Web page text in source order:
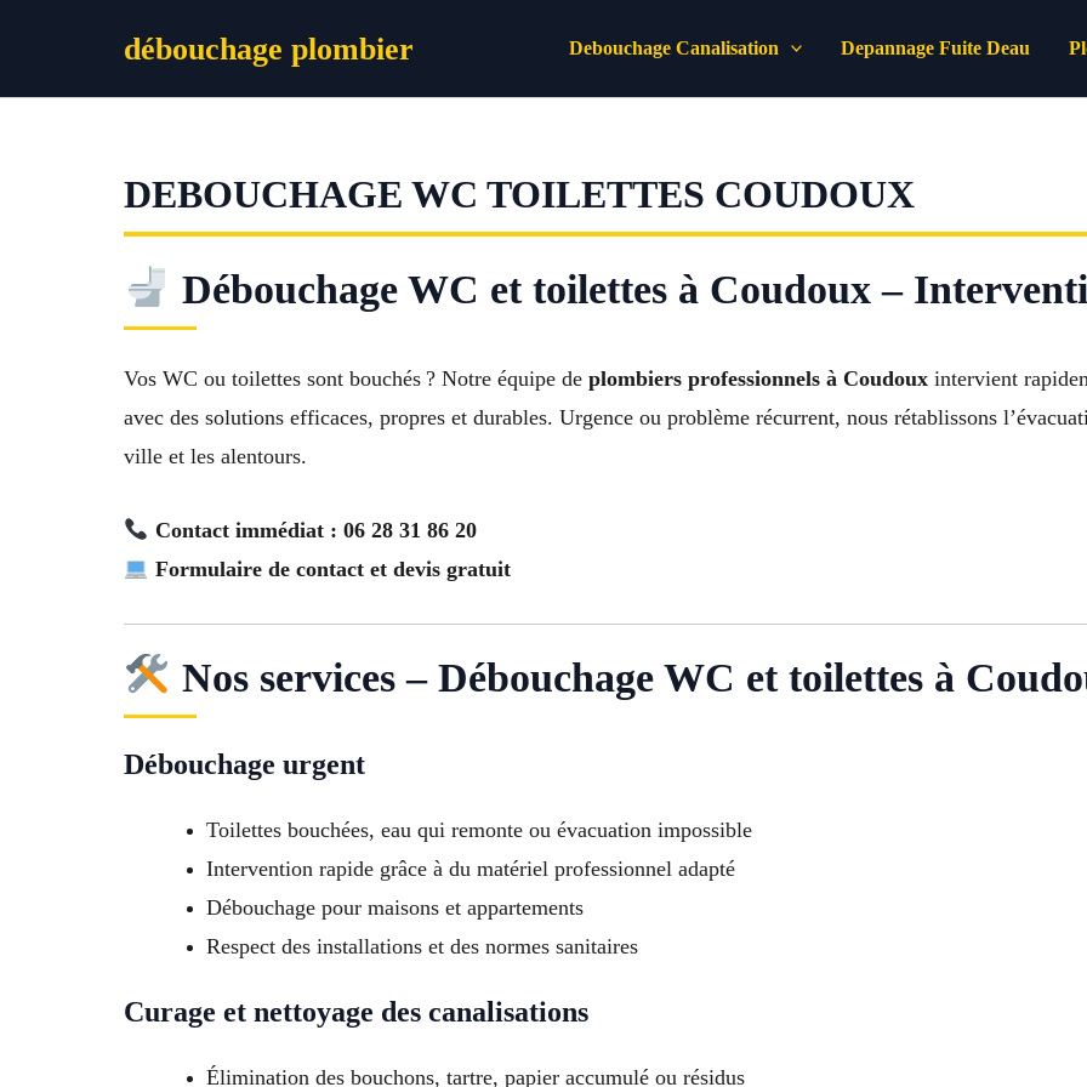
débouchage plombier Debouchage Canalisation Depannage Fuite Deau
DEBOUCHAGE WC TOILETTES COUDOUX
Débouchage WC et toilettes à Coudoux –
Vos WC ou toilettes sont bouchés ? Notre équipe de plombiers professionnels à Coudoux intervient
avec des solutions efficaces, propres et durables. Urgence ou problème récurrent, nous rétablissons
ville et les alentours.
Contact immédiat : 06 28 31 86 20
Formulaire de contact et devis gratuit
Nos services – Débouchage WC et toilettes à
Débouchage urgent
Toilettes bouchées, eau qui remonte ou évacuation impossible
Intervention rapide grâce à du matériel professionnel adapté
Débouchage pour maisons et appartements
Respect des installations et des normes sanitaires
Curage et nettoyage des canalisations
Élimination des bouchons, tartre, papier accumulé ou résidus